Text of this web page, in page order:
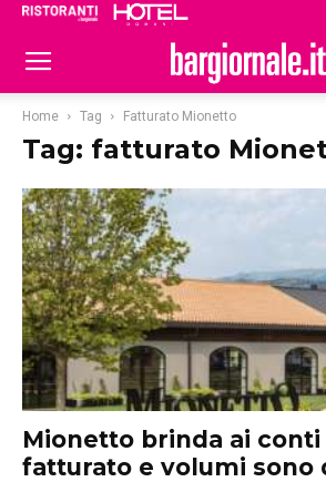
Home Tag Fatturato Mionetto
Tag: fatturato
Mionetto brinda ai conti
fatturato e volumi sono